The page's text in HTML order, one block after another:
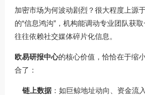
加密市场为何波动剧烈？很大程度上源
的“信息鸿沟”，机构能调动专业团队获
往往依赖社交媒体碎片化信息。
欧易研报中心的核心价值，恰恰在于缩
合了：
链上数据 ：如巨鲸地址动向、资金流